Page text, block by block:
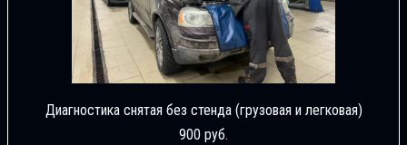
Диагностика снятая без стенда (грузовая и легковая)
900 руб.